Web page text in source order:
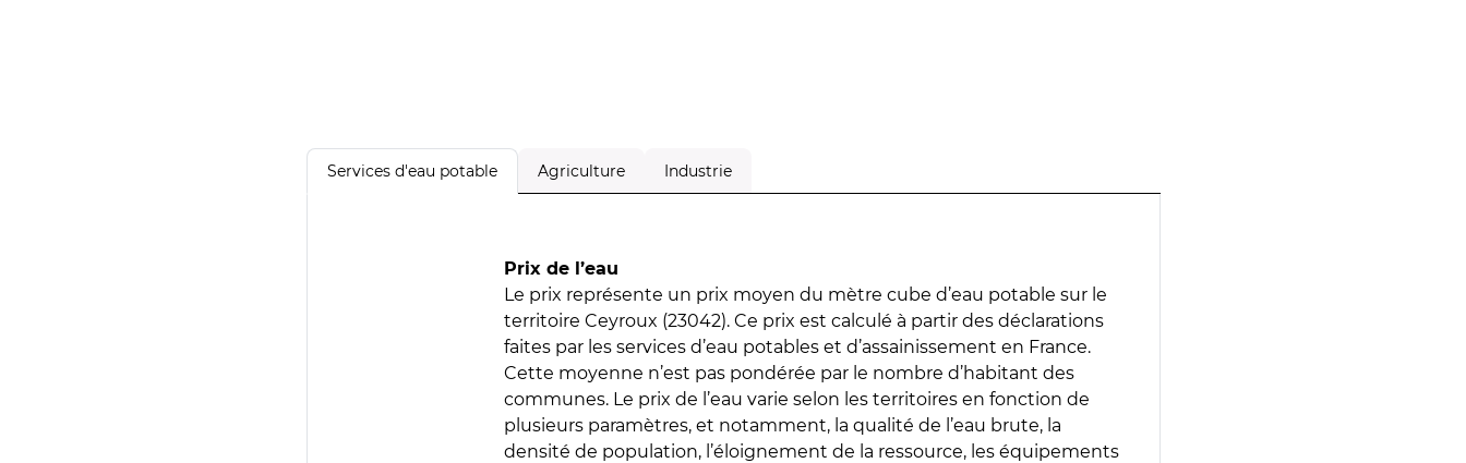
Services d'eau potable Agriculture Industrie
Prix de l’eau
Le prix représente un prix moyen du mètre cube d’eau potable sur le
territoire Ceyroux (23042). Ce prix est calculé à partir des déclarations
faites par les services d’eau potables et d’assainissement en France.
Cette moyenne n’est pas pondérée par le nombre d’habitant des
communes. Le prix de l’eau varie selon les territoires en fonction de
plusieurs paramètres, et notamment, la qualité de l’eau brute, la
densité de population, l’éloignement de la ressource, les équipements